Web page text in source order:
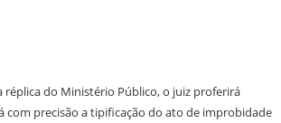
réplica do Ministério Público, o juiz proferirá
com precisão a tipificação do ato de improbidade